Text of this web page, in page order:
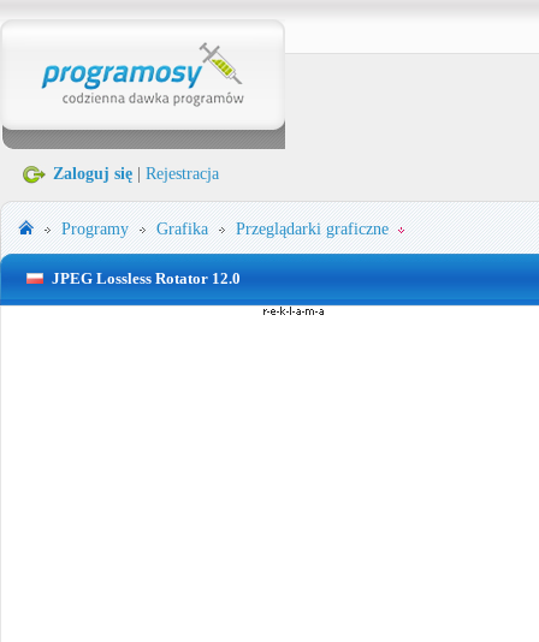
Zaloguj się Rejestracja
Programy Grafika Przeglądarki graficzne
JPEG Lossless Rotator 12.0